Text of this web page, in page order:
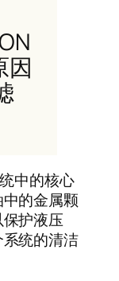
因
中的核心
的金属颗
护液压
统的清洁